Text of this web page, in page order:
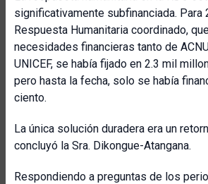
significativamente subfinanciada. Para
Respuesta Humanitaria coordinado,
necesidades financieras tanto de
UNICEF, se había fijado en 2.3 mil
pero hasta la fecha, solo se había
ciento.
La única solución duradera era un
concluyó la Sra. Dikongue-Atangana.
Respondiendo a preguntas de los